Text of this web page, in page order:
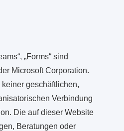
„Forms“ sind
Microsoft Corporation.
geschäftlichen,
Verbindung
Die auf dieser Website
Beratungen oder